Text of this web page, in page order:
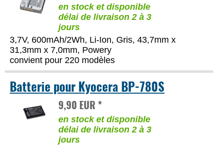
en stock et disponible
délai de livraison 2 à 3
jours
3,7V, 600mAh/2Wh, Li-Ion, Gris, 43,7mm x
31,3mm x 7,0mm, Powery
convient pour 220 modèles
Batterie pour Kyocera BP-780S
9,90 EUR *
en stock et disponible
délai de livraison 2 à 3
jours